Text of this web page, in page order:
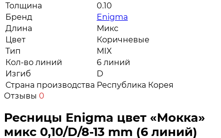
Толщина
0.10
Бренд
Enigma
Длина
Микс
Цвет
Коричневые
Тип
MIX
Кол-во линий
6 линий
Изгиб
D
Страна производства Республика Корея
Отзывы 0
Ресницы Enigma цвет «Мокка»
микс 0,10/D/8-13 mm (6 линий)